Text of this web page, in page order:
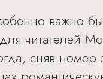
важно
читателей
сняв